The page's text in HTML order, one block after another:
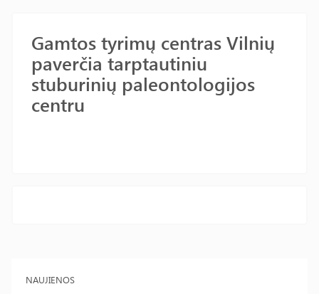
NAUJIENOS
Gamtos tyrimų centras Vilnių
paverčia tarptautiniu
stuburinių paleontologijos
centru